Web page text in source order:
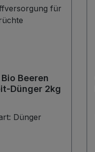
Beeren
Dünger 2kg
Dünger